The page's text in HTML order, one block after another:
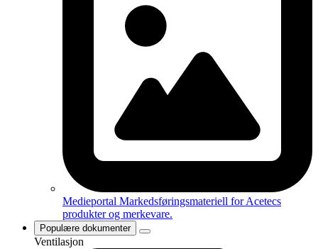
Medieportal Markedsføringsmateriell for Acetecs
produkter og merkevare.
Populære dokumenter
Ventilasjon